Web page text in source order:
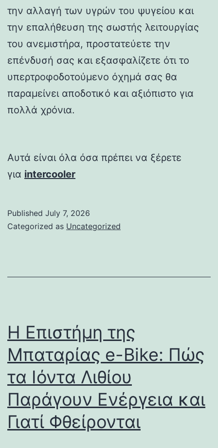
την αλλαγή των υγρών του ψυγείου και
την επαλήθευση της σωστής λειτουργίας
του ανεμιστήρα, προστατεύετε την
επένδυσή σας και εξασφαλίζετε ότι το
υπερτροφοδοτούμενο όχημά σας θα
παραμείνει αποδοτικό και αξιόπιστο για
πολλά χρόνια.
Αυτά είναι όλα όσα πρέπει να ξέρετε
για intercooler
Published July 7, 2026
Categorized as Uncategorized
Η Επιστήμη της
Μπαταρίας e-Bike: Πώς
τα Ιόντα Λιθίου
Παράγουν Ενέργεια και
Γιατί Φθείρονται